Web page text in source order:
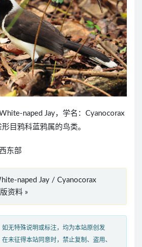
naped Jay，学名：Cyanocorax
目鸦科蓝鸦属的鸟类。
东部
naped Jay / Cyanocorax
资料 »
如无特殊说明或标注，均为本站原创发
未征得本站同意时，禁止复制、盗用、